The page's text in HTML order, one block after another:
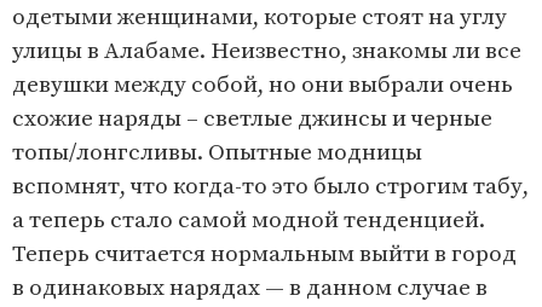
одетыми женщинами, которые стоят на углу
улицы в Алабаме. Неизвестно, знакомы ли все
девушки между собой, но они выбрали очень
схожие наряды – светлые джинсы и черные
топы/лонгсливы. Опытные модницы
вспомнят, что когда-то это было строгим табу,
а теперь стало самой модной тенденцией.
Теперь считается нормальным выйти в город
в одинаковых нарядах — в данном случае в